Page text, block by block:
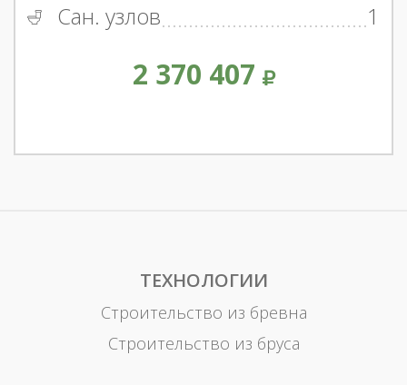
Сан. узлов
1
2 370 407
ТЕХНОЛОГИИ
Строительство из бревна
Строительство из бруса